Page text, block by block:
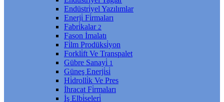
Endüstri̇yel Yazılımlar
Enerji̇ Fi̇rmaları
Fabri̇kalar 2
Fason İmalatı
Fi̇lm Prodüksi̇yon
Forkli̇ft Ve Transpalet
Gübre Sanayi̇ 1
Güneş Enerji̇si̇
Hi̇drolli̇k Ve Pres
İhracat Fi̇rmaları
İş Elbi̇seleri̇